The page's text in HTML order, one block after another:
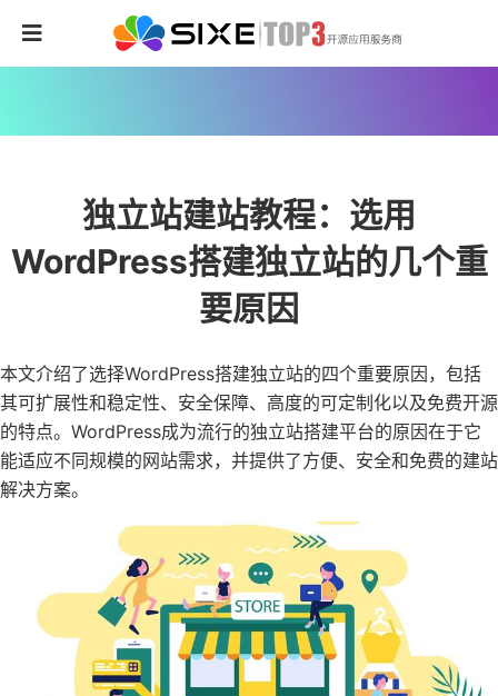
独立站建站教程：选用
WordPress搭建独立站的几个重
要原因
本文介绍了选择WordPress搭建独立站的四个重要原因，包括
其可扩展性和稳定性、安全保障、高度的可定制化以及免费开源
的特点。WordPress成为流行的独立站搭建平台的原因在于它
能适应不同规模的网站需求，并提供了方便、安全和免费的建站
解决方案。